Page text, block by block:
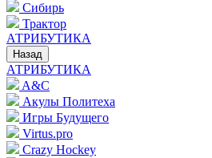
Сибирь
Трактор
АТРИБУТИКА
Назад
АТРИБУТИКА
A&C
Акулы Политеха
Игры Будущего
Virtus.pro
Crazy Hockey